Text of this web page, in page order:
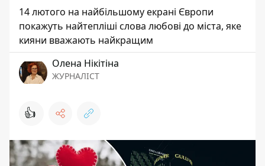
14 лютого на найбільшому екрані Європи
покажуть найтепліші слова любові до міста, яке
кияни вважають найкращим
Олена Нікітіна
ЖУРНАЛІСТ
👍